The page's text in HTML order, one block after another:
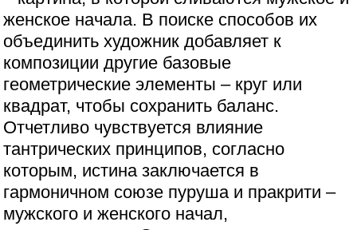
женское начала. В поиске способов их
объединить художник добавляет к
композиции другие базовые
геометрические элементы – круг или
квадрат, чтобы сохранить баланс.
Отчетливо чувствуется влияние
тантрических принципов, согласно
которым, истина заключается в
гармоничном союзе пуруша и пракрити –
мужского и женского начал,